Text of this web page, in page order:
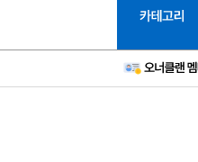
12등급
14등급